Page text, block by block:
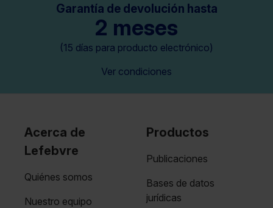
Garantía de devolución hasta
2 meses
(15 días para producto electrónico)
Ver condiciones
Acerca de
Lefebvre
Quiénes somos
Nuestro equipo
Productos
Publicaciones
Bases de datos
jurídicas